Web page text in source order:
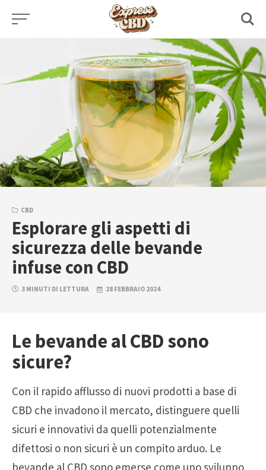
Skip
CBD
Esplorare gli aspetti di
sicurezza delle bevande
infuse con CBD
3 MINUTI DI LETTURA 28 FEBBRAIO 2024
Le bevande al CBD sono
sicure?
Con il rapido afflusso di nuovi prodotti a base di
CBD che invadono il mercato, distinguere quelli
sicuri e innovativi da quelli potenzialmente
difettosi o non sicuri è un compito arduo. Le
bevande al CBD sono emerse come uno sviluppo